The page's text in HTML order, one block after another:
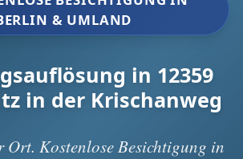
& UMLAND
in 12359
in der Krischanweg
Kostenlose Besichtigung in